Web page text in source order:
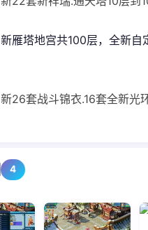
雁塔地宫共100层，全新自
26套战斗锦衣.16套全新光
4